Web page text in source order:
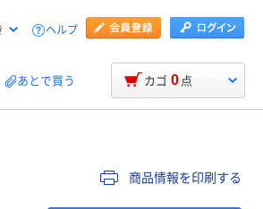
ヘルプ
あとで買う カゴ 0 点
商品情報を印刷する